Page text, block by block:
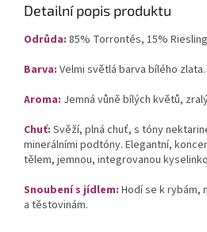
Detailní popis produktu
Odrůda: 85% Torrontés, 15% Riesling
Barva: Velmi světlá barva bílého zlata.
Aroma: Jemná vůně bílých květů,
Chuť: Svěží, plná chuť, s tóny
minerálními podtóny. Elegantní,
tělem, jemnou, integrovanou
Snoubení s jídlem: Hodí se k rybám,
a těstovinám.